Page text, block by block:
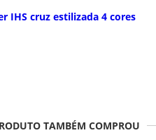
IHS cruz estilizada 4 cores
TAMBÉM COMPROU